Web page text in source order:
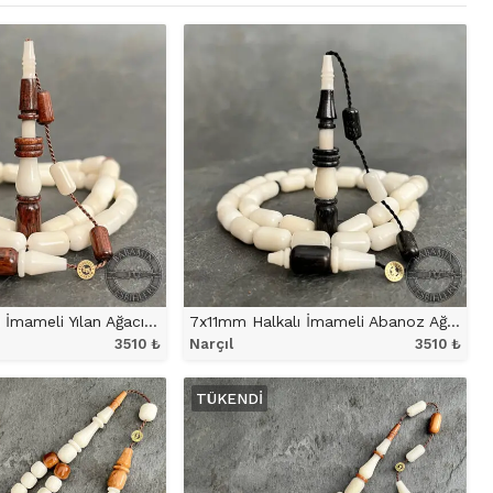
7x11mm Halkalı İmameli Yılan Ağacı Eklemeli Narçıl Tesbih
3510 ₺
İNCELE
7x11mm Halkalı İmameli Abanoz Ağacı Eklemeli Narçıl Tesbih
Narçıl 3510 ₺
ÜRÜNÜ İNCELE
TÜKENDI